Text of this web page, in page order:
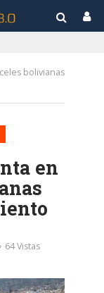
bolivianas
en
64 Vistas